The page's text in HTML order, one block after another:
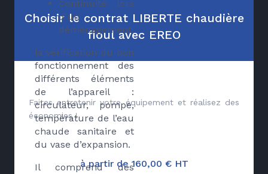
Continuité lors
d'un
déménagement.
la vérification du bon
fonctionnement des
différents éléments
de l’appareil :
circulateur, pompe,
température de l’eau
chaude sanitaire et
du vase d’expansion.
Il comprend des
Choisir le contrat LIBERTE chaudière
fioul avec EREO
Faites entretenir votre équipement et réalisez des
économies !
à partir de 160,00 € HT